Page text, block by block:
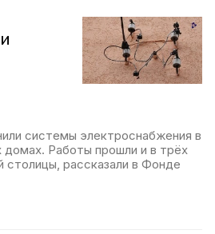
системы электроснабжения в
домах. Работы прошли и в трёх
столицы, рассказали в Фонде